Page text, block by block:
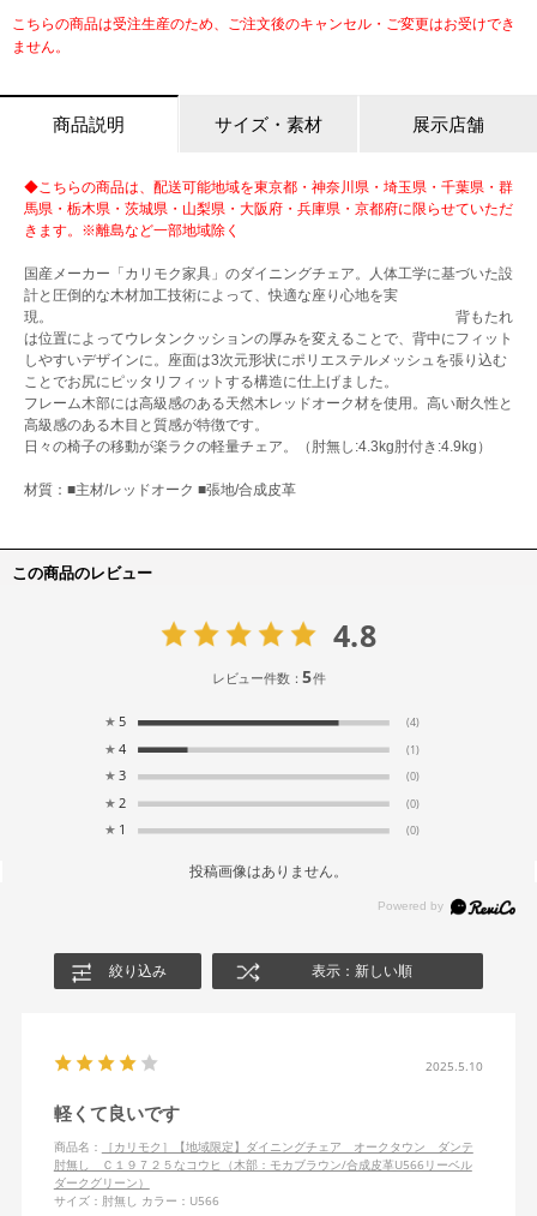
こちらの商品は受注生産のため、ご注文後のキャンセル・ご変更はお受けでき
ません。
商品説明 サイズ・素材 展示店舗
◆こちらの商品は、配送可能地域を東京都・神奈川県・埼玉県・千葉県・群
馬県・栃木県・茨城県・山梨県・大阪府・兵庫県・京都府に限らせていただ
きます。※離島など一部地域除く
国産メーカー「カリモク家具」のダイニングチェア。人体工学に基づいた設
計と圧倒的な木材加工技術によって、快適な座り心地を実
現。 背もたれ
は位置によってウレタンクッションの厚みを変えることで、背中にフィット
しやすいデザインに。座面は3次元形状にポリエステルメッシュを張り込む
ことでお尻にピッタリフィットする構造に仕上げました。
フレーム木部には高級感のある天然木レッドオーク材を使用。高い耐久性と
高級感のある木目と質感が特徴です。
日々の椅子の移動が楽ラクの軽量チェア。（肘無し:4.3kg肘付き:4.9kg）
材質：■主材/レッドオーク ■張地/合成皮革
この商品のレビュー
4.8
レビュー件数：5件
★ 5 (4)
★ 4 (1)
★ 3 (0)
★ 2 (0)
★ 1 (0)
投稿画像はありません。
絞り込み 表示：新しい順
2025.5.10
軽くて良いです
商品名：
［カリモク］【地域限定】ダイニングチェア オークタウン ダンテ
肘無し Ｃ１９７２５なコウヒ（木部：モカブラウン/合成皮革U566リーベル
ダークグリーン）
サイズ：肘無し カラー：U566